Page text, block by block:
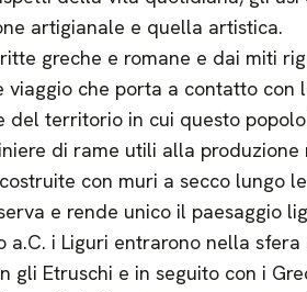
artigianale e quella artistica.
greche e romane e dai miti
viaggio che porta a contatto con
territorio in cui questo
di rame utili alla
con muri a secco lungo
e rende unico il paesaggio
a.C. i Liguri entrarono nella
gli Etruschi e in seguito con i